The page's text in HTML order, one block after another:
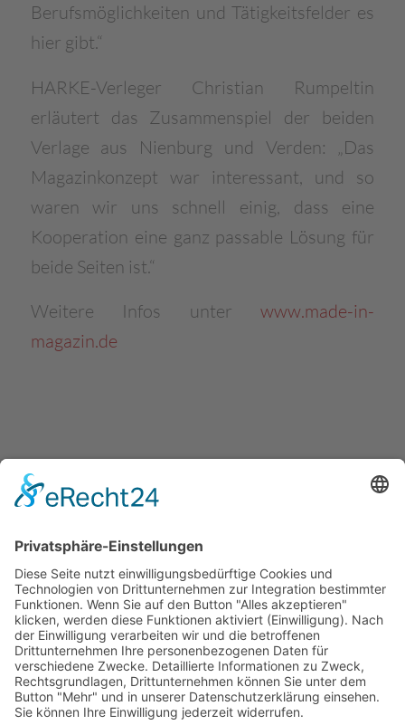
Berufsmöglichkeiten und Tätigkeitsfelder es
hier gibt.“
HARKE-Verleger Christian Rumpeltin
erläutert das Zusammenspiel der beiden
Verlage aus Nienburg und Verden: „Das
Magazinkonzept war interessant, und so
waren wir uns schnell einig, dass eine
Kooperation eine ganz passable Lösung für
beide Seiten ist.“
Weitere Infos unterwww.made-in-
magazin.de